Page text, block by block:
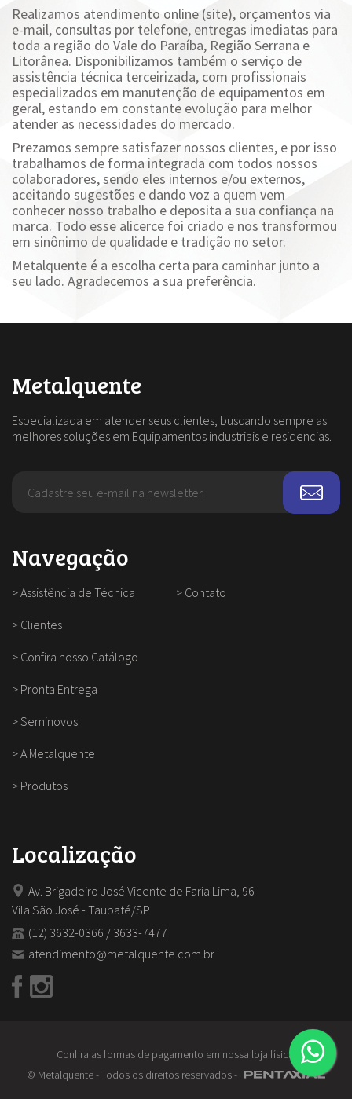
Realizamos atendimento online (site), orçamentos via
e-mail, consultas por telefone, entregas imediatas para
toda a região do Vale do Paraíba, Região Serrana e
Litorânea. Disponibilizamos também o serviço de
assistência técnica terceirizada, com profissionais
especializados em manutenção de equipamentos em
geral, estando em constante evolução para melhor
atender as necessidades do mercado.
Prezamos sempre satisfazer nossos clientes, e por isso
trabalhamos de forma integrada com todos nossos
colaboradores, sendo eles internos e/ou externos,
aceitando sugestões e dando voz a quem vem
conhecer nosso trabalho e deposita a sua confiança na
marca. Todo esse alicerce foi criado e nos transformou
em sinônimo de qualidade e tradição no setor.
Metalquente é a escolha certa para caminhar junto a
seu lado. Agradecemos a sua preferência.
Metalquente
Especializada em atender seus clientes, buscando sempre as
melhores soluções em Equipamentos industriais e residencias.
Navegação
>Assistência de Técnica
> Clientes
> Confira nosso Catálogo
> Pronta Entrega
>Seminovos
>A Metalquente
> Produtos
> Contato
Localização
Av. Brigadeiro José Vicente de Faria Lima, 96
Vila São José - Taubaté/SP
(12) 3632-0366 / 3633-7477
atendimento@metalquente.com.br
Confira as formas de pagamento em nossa loja física.
© Metalquente - Todos os direitos reservados -